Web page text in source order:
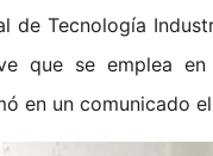
de Tecnología
que se emplea
en un comunicado